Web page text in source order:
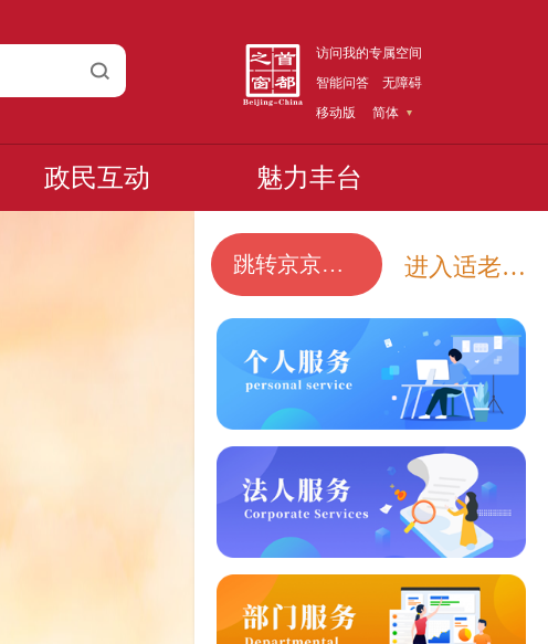
访问我的专属空间
智能问答
无障碍
移动版
简体
政民互动 魅力丰台
跳转京京智能问答 进入适老化